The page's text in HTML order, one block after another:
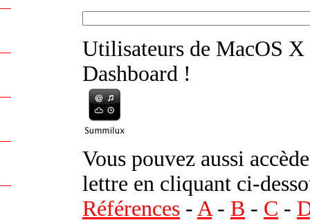
Utilisateurs de MacOS X
Dashboard !
Vous pouvez aussi
lettre en cliquant ci-
Références - A- B - C -